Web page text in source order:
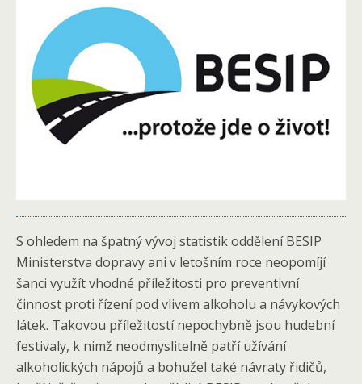
S ohledem na špatný vývoj statistik oddělení BESIP
Ministerstva dopravy ani v letošním roce neopomíjí
šanci využít vhodné příležitosti pro preventivní
činnost proti řízení pod vlivem alkoholu a návykových
látek. Takovou příležitostí nepochybně jsou hudební
festivaly, k nimž neodmyslitelně patří užívání
alkoholických nápojů a bohužel také návraty řidičů,